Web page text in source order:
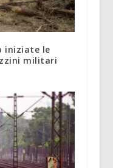
iniziate le
militari